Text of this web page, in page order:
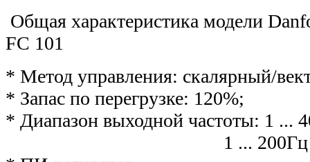
Общая характеристика модели
FC 101
* Метод управления: скалярный/
* Запас по перегрузке: 120%;
* Диапазон выходной частоты: 1 ...
1 ... 200Гц в